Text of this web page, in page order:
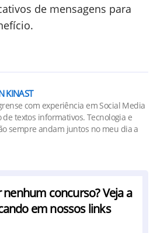
de mensagens para
KINAST
com experiência em Social Media
de textos informativos. Tecnologia e
sempre andam juntos no meu dia a
concurso? Veja a
em nossos links